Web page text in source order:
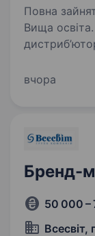
Повна
Вища освіта. TOTIS Pharma — міжнародний
для
вчора
Бренд-
50 000 –
Всесвіт,